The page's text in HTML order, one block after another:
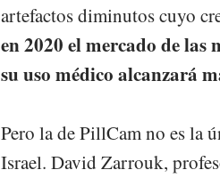
artefactos diminutos cuyo
en 2020 el mercado de
su uso médico alcanzará
Pero la de PillCam no es la
Israel. David Zarrouk,